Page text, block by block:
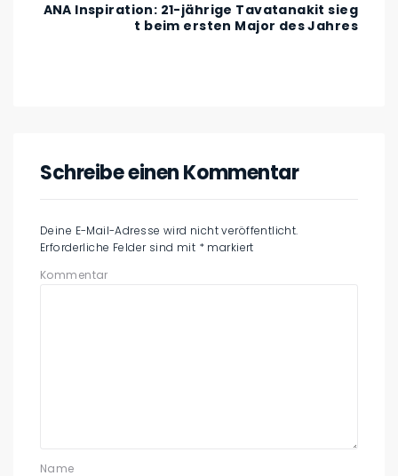
ANA Inspiration: 21-jährige Tavatanakit sieg
t beim ersten Major des Jahres
Schreibe einen Kommentar
Deine E-Mail-Adresse wird nicht veröffentlicht.
Erforderliche Felder sind mit * markiert
Kommentar
Name